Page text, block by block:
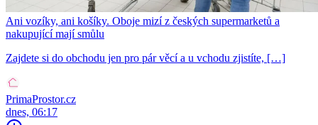
Ani vozíky, ani košíky. Oboje mizí z českých supermarketů a
nakupující mají smůlu
Zajdete si do obchodu jen pro pár věcí a u vchodu zjistíte, […]
PrimaProstor.cz
dnes, 06:17